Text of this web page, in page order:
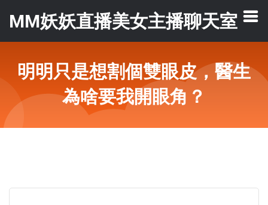
MM妖妖直播美女主播聊天室
明明只是想割個雙眼皮，醫生
為啥要我開眼角？